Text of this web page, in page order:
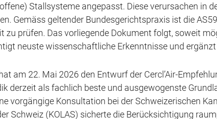
Stallsysteme angepasst. Diese verursachen in
Gemäss geltender Bundesgerichtspraxis ist die
zu prüfen. Das vorliegende Dokument folgt, soweit
neuste wissenschaftliche Erkenntnisse und
am 22. Mai 2026 den Entwurf der Cercl’Air-
derzeit als fachlich beste und ausgewogenste
vorgängige Konsultation bei der Schweizerischen
Schweiz (KOLAS) sicherte die Berücksichtigung